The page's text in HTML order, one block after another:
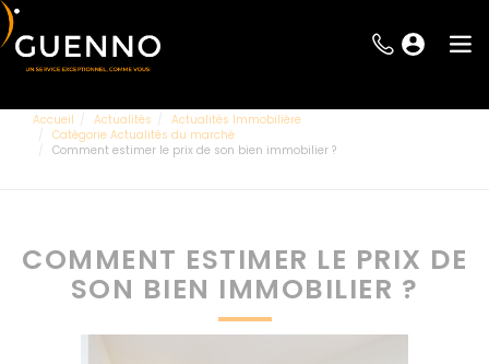
Accueil Actualités
Actualités Immobilière
Catégorie Actualités du marché
Comment estimer le prix de son bien immobilier ?
COMMENT ESTIMER LE PRIX DE
SON BIEN IMMOBILIER ?